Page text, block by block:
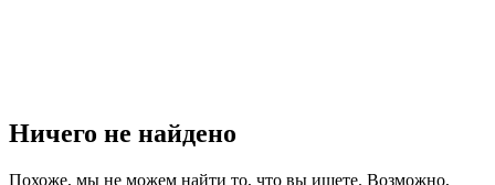
Ничего не найдено
Похоже, мы не можем найти то, что вы ищете. Возможно,